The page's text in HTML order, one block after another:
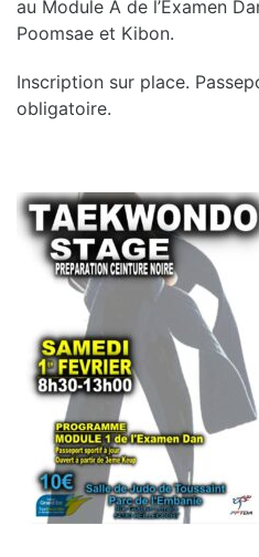
au Module A de l’Examen
Poomsae et Kibon.
Inscription sur place.
obligatoire.